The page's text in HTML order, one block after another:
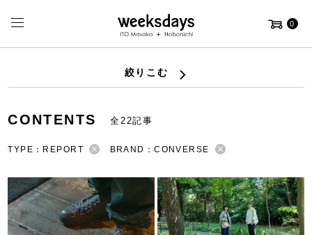
0
絞りこむ
CONTENTS 全22記事
TYPE：REPORT BRAND：CONVERSE